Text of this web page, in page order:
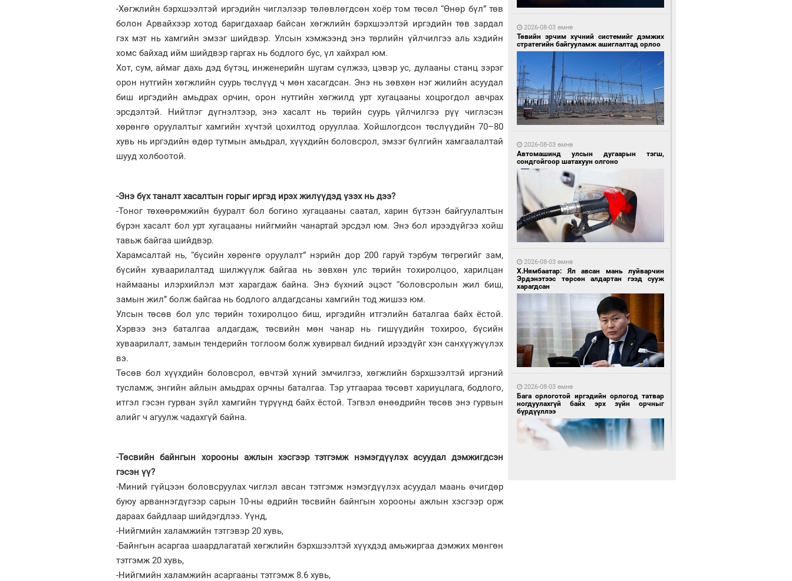
-Хөгжлийн бэрхшээлтэй иргэдийн чиглэлээр төлөвлөгдсөн хоёр том төсөл “Өнөр бүл” төв
болон Арвайхээр хотод баригдахаар байсан хөгжлийн бэрхшээлтэй иргэдийн төв зардал
гэх мэт нь хамгийн эмзэг шийдвэр. Улсын хэмжээнд энэ төрлийн үйлчилгээ аль хэдийн
хомс байхад ийм шийдвэр гаргах нь бодлого бус, үл хайхрал юм.
Хот, сум, аймаг дахь дэд бүтэц, инженерийн шугам сүлжээ, цэвэр ус, дулааны станц зэрэг
орон нутгийн хөгжлийн суурь төслүүд ч мөн хасагдсан. Энэ нь зөвхөн нэг жилийн асуудал
биш иргэдийн амьдрах орчин, орон нутгийн хөгжилд урт хугацааны хоцрогдол авчрах
эрсдэлтэй. Нийтлэг дүгнэлтээр, энэ хасалт нь төрийн суурь үйлчилгээ рүү чиглэсэн
хөрөнгө оруулалтыг хамгийн хүчтэй цохилтод орууллаа. Хойшлогдсон төслүүдийн 70–80
хувь нь иргэдийн өдөр тутмын амьдрал, хүүхдийн боловсрол, эмзэг бүлгийн хамгаалалтай
шууд холбоотой.
-Энэ бүх таналт хасалтын горыг иргэд ирэх жилүүдэд үзэх нь дээ?
-Тоног төхөөрөмжийн бууралт бол богино хугацааны саатал, харин бүтээн байгуулалтын
бүрэн хасалт бол урт хугацааны нийгмийн чанартай эрсдэл юм. Энэ бол ирээдүйгээ хойш
тавьж байгаа шийдвэр.
Харамсалтай нь, “бүсийн хөрөнгө оруулалт” нэрийн дор 200 гаруй тэрбум төгрөгийг зам,
бүсийн хуваарилалтад шилжүүлж байгаа нь зөвхөн улс төрийн тохиролцоо, харилцан
наймааны илэрхийлэл мэт харагдаж байна. Энэ бүхний эцэст “боловсролын жил биш,
замын жил” болж байгаа нь бодлого алдагдсаны хамгийн тод жишээ юм.
Улсын төсөв бол улс төрийн тохиролцоо биш, иргэдийн итгэлийн баталгаа байх ёстой.
Хэрвээ энэ баталгаа алдагдаж, төсвийн мөн чанар нь гишүүдийн тохироо, бүсийн
хуваарилалт, замын тендерийн тоглоом болж хувирвал бидний ирээдүйг хэн санхүүжүүлэх
вэ.
Төсөв бол хүүхдийн боловсрол, өвчтэй хүний эмчилгээ, хөгжлийн бэрхшээлтэй иргэний
тусламж, энгийн айлын амьдрах орчны баталгаа. Тэр утгаараа төсөвт хариуцлага, бодлого,
итгэл гэсэн гурван зүйл хамгийн түрүүнд байх ёстой. Тэгвэл өнөөдрийн төсөв энэ гурвын
алийг ч агуулж чадахгүй байна.
-Төсвийн байнгын хорооны ажлын хэсгээр тэтгэмж нэмэгдүүлэх асуудал дэмжигдсэн
гэсэн үү?
-Миний гүйцээн боловсруулах чиглэл авсан тэтгэмж нэмэгдүүлэх асуудал маань өчигдөр
буюу арваннэгдүгээр сарын 10-ны өдрийн төсвийн байнгын хорооны ажлын хэсгээр орж
дараах байдлаар шийдэгдлээ. Үүнд,
-Нийгмийн халамжийн тэтгэвэр 20 хувь,
-Байнгын асаргаа шаардлагатай хөгжлийн бэрхшээлтэй хүүхдэд амьжиргаа дэмжих мөнгөн
тэтгэмж 20 хувь,
-Нийгмийн халамжийн асаргааны тэтгэмж 8.6 хувь,
15 цагийн өмнө өмнө
16 цагийн өмнө өмнө
1 өдрийн өмнө өмнө
Бүх төрлийн шатахууны импортыг шуурхай
2026-08-03 өмнө
Төвийн эрчим хүчний системийг дэмжих
стратегийн байгууламж ашиглалтад орлоо
2026-08-03 өмнө
Автомашинд улсын дугаарын тэгш,
сондгойгоор шатахуун олгоно
2026-08-03 өмнө
Х.Нямбаатар: Ял авсан мань луйварчин
Эрдэнэтээс төрсөн алдартан гээд сууж
харагдсан
2026-08-03 өмнө
Бага орлоготой иргэдийн орлогод татвар
ногдуулахгүй байх эрх зүйн орчныг
бүрдүүллээ